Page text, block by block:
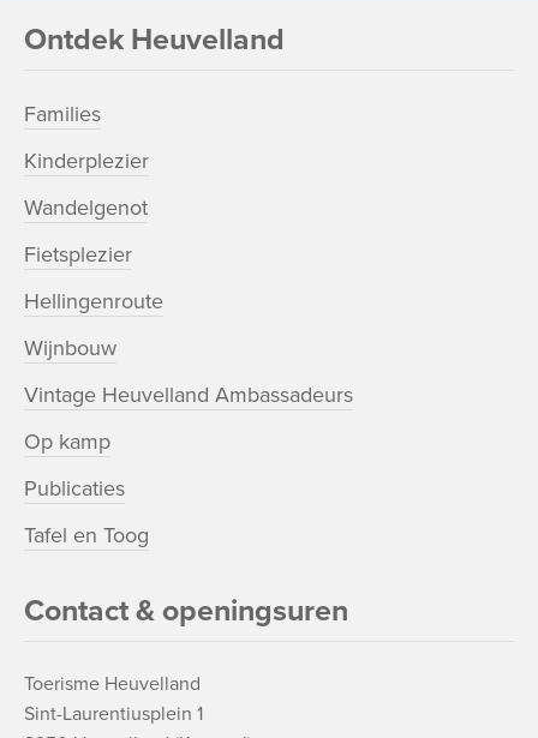
Ontdek Heuvelland
Families
Kinderplezier
Wandelgenot
Fietsplezier
Hellingenroute
Wijnbouw
Vintage Heuvelland Ambassadeurs
Op kamp
Publicaties
Tafel en Toog
Contact & openingsuren
Toerisme Heuvelland
Sint-Laurentiusplein 1